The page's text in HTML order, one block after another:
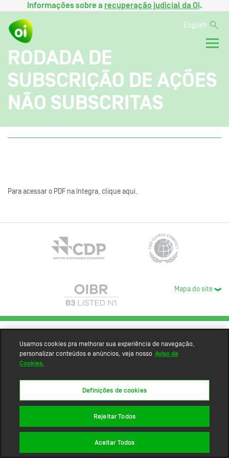
Informações sobre a recuperação judicial da Oi.
English
RODADA DE
SUBSCRIÇÃO DE AÇÕES
NÃO SUBSCRITAS
Para acessar o PDF na íntegra, clique aqui.
Mapa do site
Usamos cookies pra melhorar sua experiência de navegação,
personalizar conteúdos e anúncios, veja nosso Aviso de
Cookies.
Definições de cookies
Rejeitar Todos
Aceitar Todos